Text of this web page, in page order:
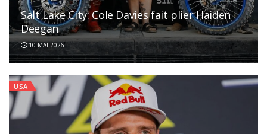
Salt Lake City: Cole Davies fait plier Haiden
Deegan
10 MAI 2026
USA